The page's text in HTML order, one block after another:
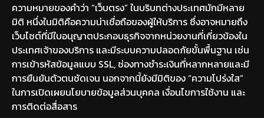
ความหมายของคำว่า “เว็บตรง” ในบริบทต่างประเทศมักมีหลาย
มิติ หนึ่งในมิติคือความน่าเชื่อถือของผู้ให้บริการ ซึ่งอาจหมายถึง
เว็บไซต์ที่มีใบอนุญาตประกอบธุรกิจจากหน่วยงานที่เกี่ยวข้องใน
ประเทศเจ้าของบริการ และมีระบบความปลอดภัยขั้นพื้นฐาน เช่น
การเข้ารหัสข้อมูลแบบ SSL, ช่องทางชำระเงินที่หลากหลายและมี
การยืนยันตัวตนชัดเจน นอกจากนี้ยังมีมิติของ “ความโปร่งใส”
ในการเปิดเผยนโยบายข้อมูลส่วนบุคคล เงื่อนไขการใช้งาน และ
การติดต่อสื่อสาร